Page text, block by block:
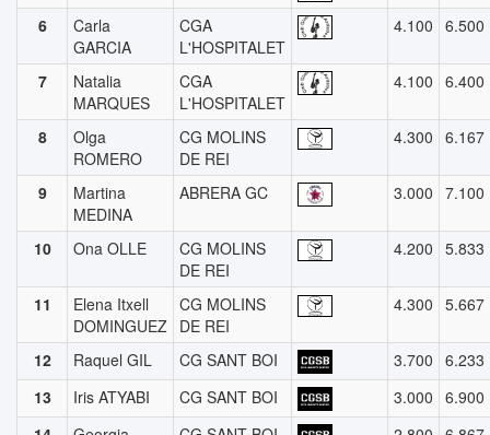
6
Carla
GARCIA
CGA
L'HOSPITALET
4.100 6.500
7
Natalia
MARQUES
CGA
L'HOSPITALET
4.100 6.400
8
Olga
ROMERO
CG MOLINS
DE REI
4.300 6.167
9
Martina
MEDINA
ABRERA GC 3.000 7.100
10 Ona OLLE
CG MOLINS
DE REI
4.200 5.833
11
Elena Itxell
DOMINGUEZ
CG MOLINS
DE REI
4.300 5.667
12 Raquel GIL CG SANT BOI 3.700 6.233
13
Iris ATYABI CG SANT BOI 3.000 6.900